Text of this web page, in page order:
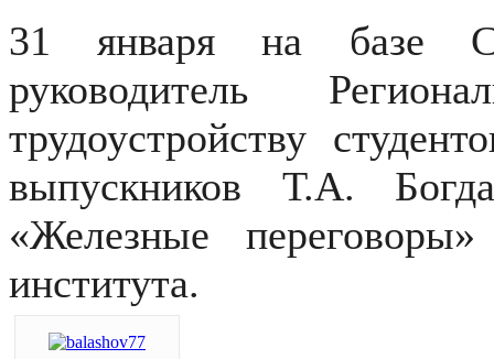
31 января на базе
руководитель
трудоустройству
выпускников Т.А.
«Железные
института.